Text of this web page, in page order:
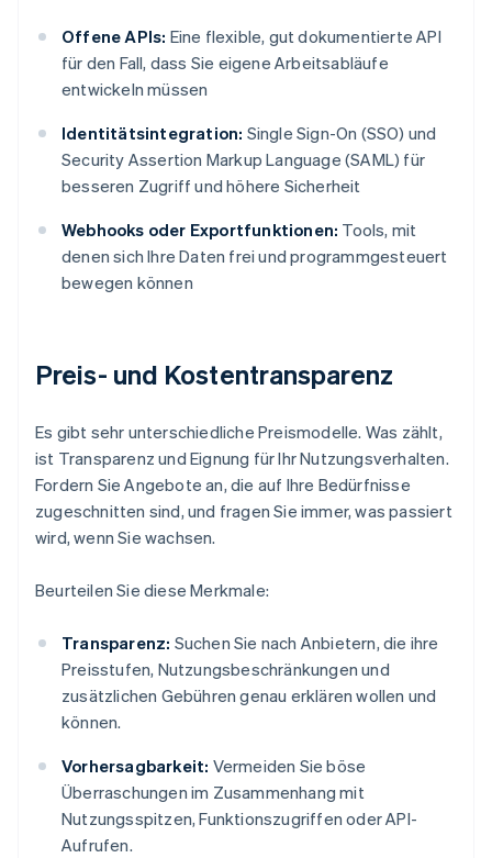
Offene APIs: Eine flexible, gut dokumentierte API
für den Fall, dass Sie eigene Arbeitsabläufe
entwickeln müssen
Identitätsintegration: Single Sign-On (SSO) und
Security Assertion Markup Language (SAML) für
besseren Zugriff und höhere Sicherheit
Webhooks oder Exportfunktionen: Tools, mit
denen sich Ihre Daten frei und programmgesteuert
bewegen können
Preis- und Kostentransparenz
Es gibt sehr unterschiedliche Preismodelle. Was zählt,
ist Transparenz und Eignung für Ihr Nutzungsverhalten.
Fordern Sie Angebote an, die auf Ihre Bedürfnisse
zugeschnitten sind, und fragen Sie immer, was passiert
wird, wenn Sie wachsen.
Beurteilen Sie diese Merkmale:
Transparenz: Suchen Sie nach Anbietern, die ihre
Preisstufen, Nutzungsbeschränkungen und
zusätzlichen Gebühren genau erklären wollen und
können.
Vorhersagbarkeit: Vermeiden Sie böse
Überraschungen im Zusammenhang mit
Nutzungsspitzen, Funktionszugriffen oder API-
Aufrufen.